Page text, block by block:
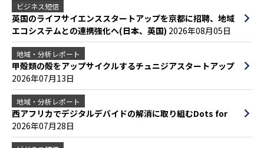
ビジネス短信
英国のライフサイエンススタートアップを京都に招聘、地域
エコシステムとの連携強化へ(日本、英国) 2026年08月05日
地域・分析レポート
甲殻類の殻をアップサイクルするチュニジアスタートアップ
2026年07月13日
地域・分析レポート
西アフリカでデジタルデバイドの解消に取り組むDots for
2026年07月28日